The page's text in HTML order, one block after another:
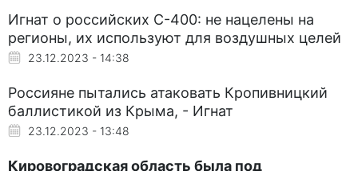
Игнат о российских С-400: не нацелены на
регионы, их используют для воздушных целей
23.12.2023 - 14:38
Россияне пытались атаковать Кропивницкий
баллистикой из Крыма, - Игнат
23.12.2023 - 13:48
Кировоградская область была под